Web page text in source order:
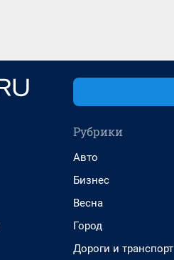
Рубрики
Авто
Бизнес
Весна
Город
Дороги и транспорт